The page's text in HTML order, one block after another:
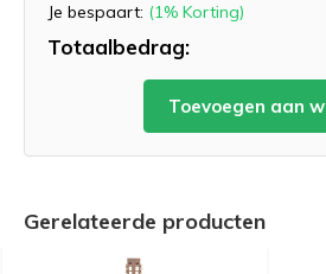
Je bespaart: (1% Korting)
Totaalbedrag:
Toevoegen aan
Gerelateerde producten